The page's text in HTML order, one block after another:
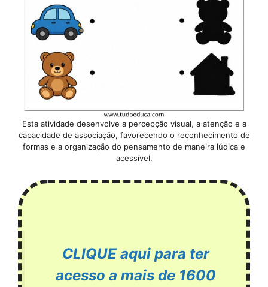
Esta atividade desenvolve a percepção visual, a atenção e a
capacidade de associação, favorecendo o reconhecimento de
formas e a organização do pensamento de maneira lúdica e
acessível.
CLIQUE aqui para ter
acesso a mais de 1600